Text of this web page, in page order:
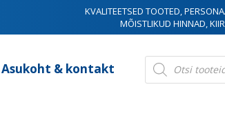
KVALITEETSED TOOTED,
MÕISTLIKUD HINNAD,
Asukoht & kontakt
Products
search